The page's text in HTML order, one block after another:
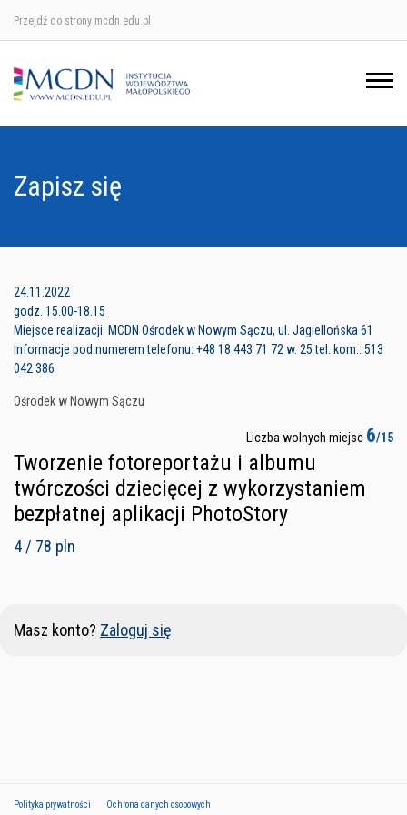
Przejdź do strony mcdn.edu.pl
Zapisz się
24.11.2022
godz. 15.00-18.15
Miejsce realizacji: MCDN Ośrodek w Nowym Sączu, ul. Jagiellońska 61
Informacje pod numerem telefonu: +48 18 443 71 72 w. 25 tel. kom.: 513
042 386
Ośrodek w Nowym Sączu
Liczba wolnych miejsc 6/15
Tworzenie fotoreportażu i albumu
twórczości dziecięcej z wykorzystaniem
bezpłatnej aplikacji PhotoStory
4 / 78 pln
Masz konto? Zaloguj się
Polityka prywatności Ochrona danych osobowych
Ośrodek w Krakowie
Ośrodek w Nowym Sączu
Ośrodek w Tarnowie